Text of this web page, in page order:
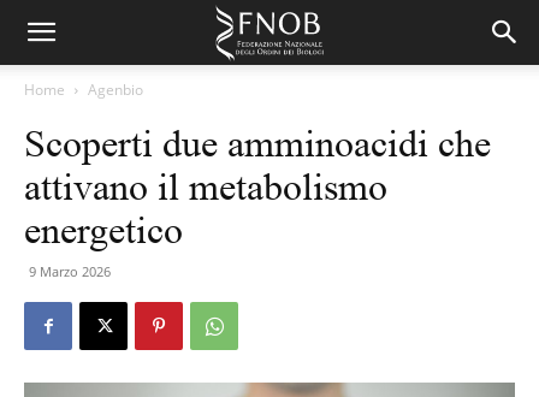
Home Agenbio
Scoperti due amminoacidi che
attivano il metabolismo
energetico
9 Marzo 2026